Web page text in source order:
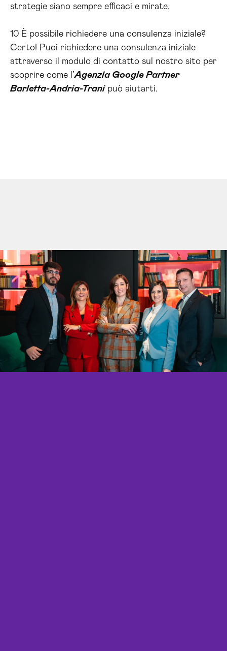
strategie siano sempre efficaci e mirate.
10 È possibile richiedere una consulenza iniziale?
Certo! Puoi richiedere una consulenza iniziale
attraverso il modulo di contatto sul nostro sito per
scoprire come l’Agenzia Google Partner
Barletta-Andria-Tranipuò aiutarti.